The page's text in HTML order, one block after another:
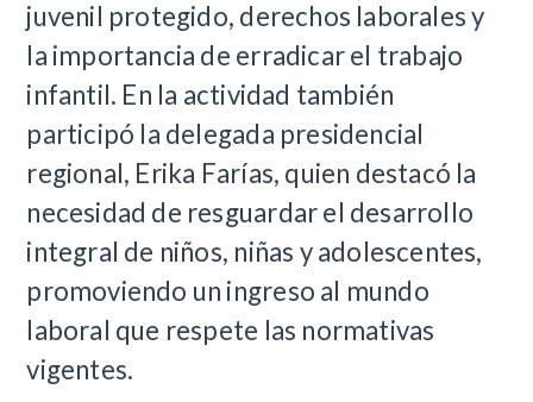
juvenil protegido, derechos laborales y
la importancia de erradicar el trabajo
infantil. En la actividad también
participó la delegada presidencial
regional, Erika Farías, quien destacó la
necesidad de resguardar el desarrollo
integral de niños, niñas y adolescentes,
promoviendo un ingreso al mundo
laboral que respete las normativas
vigentes.